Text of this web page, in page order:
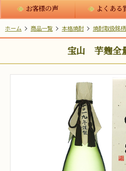
お客様の声
よくある
ホーム 商品一覧 本格焼酎 焼酎取扱銘柄
宝山 芋麹